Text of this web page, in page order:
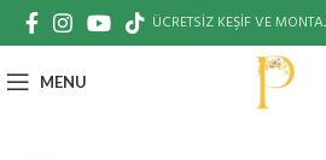
ÜCRETSİZ KEŞİF VE MONTAJ
MENU